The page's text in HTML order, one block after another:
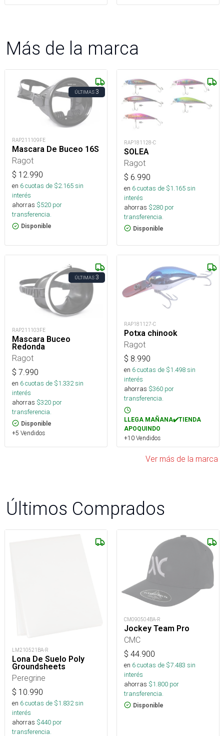
Más de la marca
ÚLTIMAS3
RAP211109FE
Mascara De Buceo 16S
Ragot
$ 12.990
en 6cuotas de $2.165sin
interés
ahorras $520 por
transferencia.
Disponible
RAP181128-C
SOLEA
Ragot
$ 6.990
en 6cuotas de $1.165sin
interés
ahorras $280 por
transferencia.
Disponible
ÚLTIMAS3
RAP211103FE
Mascara Buceo
Redonda
Ragot
$ 7.990
en 6cuotas de $1.332sin
interés
ahorras $320 por
transferencia.
Disponible
+5 Vendidos
RAP181127-C
Potxa chinook
Ragot
$ 8.990
en 6cuotas de $1.498sin
interés
ahorras $360 por
transferencia.
LLEGA MAÑANA✔️TIENDA
APOQUINDO
+10 Vendidos
Ver más de la marca
Últimos Comprados
LM210521BA-R
Lona De Suelo Poly
Groundsheets
Peregrine
$ 10.990
en 6cuotas de $1.832sin
interés
ahorras $440 por
transferencia.
CM090504BA-R
Jockey Team Pro
CMC
$ 44.900
en 6cuotas de $7.483 sin
interés
ahorras $1.800 por
transferencia.
Disponible